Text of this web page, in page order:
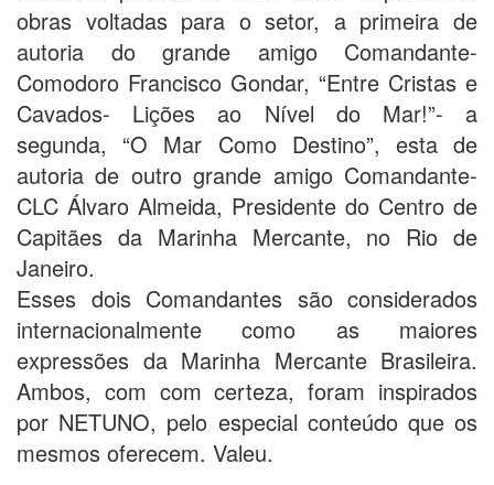
obras voltadas para o setor, a primeira de
autoria do grande amigo Comandante-
Comodoro Francisco Gondar, “Entre Cristas e
Cavados- Lições ao Nível do Mar!”- a
segunda, “O Mar Como Destino”, esta de
autoria de outro grande amigo Comandante-
CLC Álvaro Almeida, Presidente do Centro de
Capitães da Marinha Mercante, no Rio de
Janeiro.
Esses dois Comandantes são considerados
internacionalmente como as maiores
expressões da Marinha Mercante Brasileira.
Ambos, com com certeza, foram inspirados
por NETUNO, pelo especial conteúdo que os
mesmos oferecem. Valeu.